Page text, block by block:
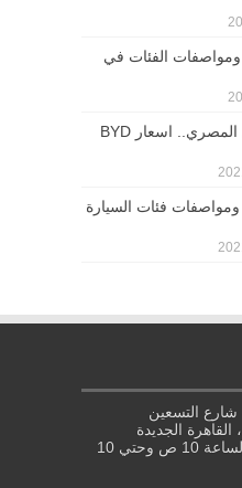
سعر جاك J7 موديل 2022 ومواصفات الفئات في
بي واي دي L3 تعود للسوق المصري.. اسعار BYD
سعر MG ZS موديل 2022 ومواصفات فئات السيارة
ب شارع التسعين
الجديدة
يومياً من الساعة 10 ص وحتي 10